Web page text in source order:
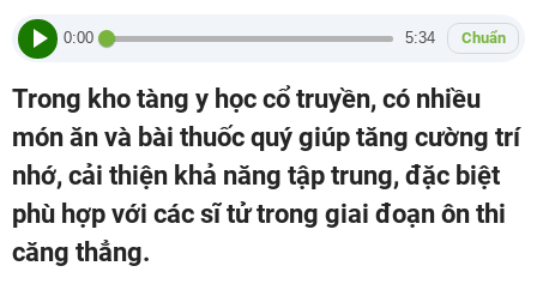
0:00 5:34 Chuẩn
Trong kho tàng y học cổ truyền, có nhiều
món ăn và bài thuốc quý giúp tăng cường trí
nhớ, cải thiện khả năng tập trung, đặc biệt
phù hợp với các sĩ tử trong giai đoạn ôn thi
căng thẳng.